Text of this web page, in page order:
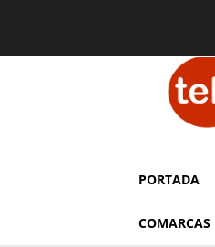
PORTADA
COMARCAS